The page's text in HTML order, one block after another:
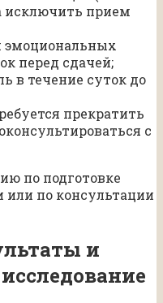
исключить прием
эмоциональных
перед сдачей;
в течение суток до
прекратить
с
по подготовке
по консультации
и